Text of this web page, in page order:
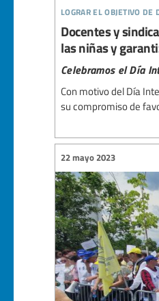
lograr el objetivo de
Docentes y
las niñas y
Celebramos el Día
Con motivo del Día
su compromiso de
22 mayo 2023